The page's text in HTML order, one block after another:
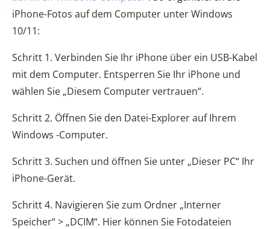
iPhone-Fotos auf dem Computer unter Windows
10/11:
Schritt 1. Verbinden Sie Ihr iPhone über ein USB-Kabel
mit dem Computer. Entsperren Sie Ihr iPhone und
wählen Sie „Diesem Computer vertrauen“.
Schritt 2. Öffnen Sie den Datei-Explorer auf Ihrem
Windows -Computer.
Schritt 3. Suchen und öffnen Sie unter „Dieser PC“ Ihr
iPhone-Gerät.
Schritt 4. Navigieren Sie zum Ordner „Interner
Speicher“ > „DCIM“. Hier können Sie Fotodateien